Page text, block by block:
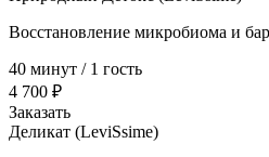
Восстановление микробиома и
40 минут / 1 гость
4 700 ₽
Заказать
Деликат (LeviSsime)